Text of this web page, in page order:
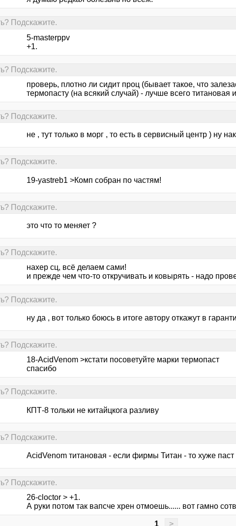
Подскажите.
5-masterppv
+1.
Подскажите.
проверь, плотно ли сидит проц (бывает такое, что
термопасту (на всякий случай) - лучше всего титановая
Подскажите.
не , тут только в морг , то есть в сервисный центр ) ну
Подскажите.
19-yastreb1 >Комп собран по частям!
Подскажите.
это что то меняет ?
Подскажите.
нахер сц, всё делаем сами!
и прежде чем что-то откручивать и ковырять - надо
Подскажите.
ну да , вот только боюсь в итоге автору откажут в
Подскажите.
18-AcidVenom >кстати посоветуйте марки термопаст
спасибо
Подскажите.
КПТ-8 тольки не китайцкога разливу
Подскажите.
AcidVenom титановая - если фирмы Титан - то хуже
Подскажите.
26-cloctor > +1.
А руки потом так вапсче хрен отмоешь...... вот гамно
1 >